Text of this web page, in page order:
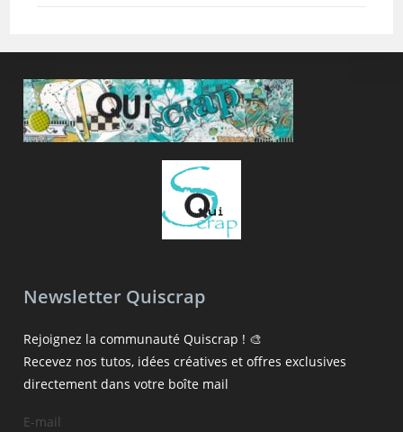
Newsletter Quiscrap
Rejoignez la communauté Quiscrap ! 🎨
Recevez nos tutos, idées créatives et offres exclusives
directement dans votre boîte mail
E-mail